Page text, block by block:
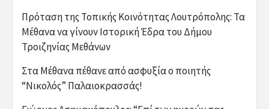
Πρόταση της Τοπικής Κοινότητας Λουτρόπολης: Τα
Μέθανα να γίνουν Ιστορική Έδρα του Δήμου
Τροιζηνίας Μεθάνων
Στα Μέθανα πέθανε από ασφυξία ο ποιητής
“Νικολός” Παλαιοκρασσάς!